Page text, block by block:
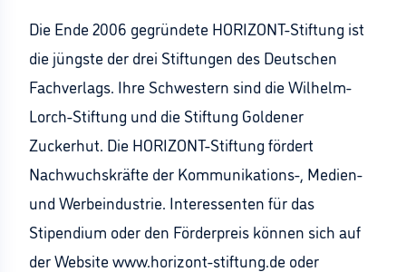
Die Ende 2006 gegründete HORIZONT-Stiftung ist
die jüngste der drei Stiftungen des Deutschen
Fachverlags. Ihre Schwestern sind die Wilhelm-
Lorch-Stiftung und die Stiftung Goldener
Zuckerhut. Die HORIZONT-Stiftung fördert
Nachwuchskräfte der Kommunikations-, Medien-
und Werbeindustrie. Interessenten für das
Stipendium oder den Förderpreis können sich auf
der Website www.horizont-stiftung.de oder